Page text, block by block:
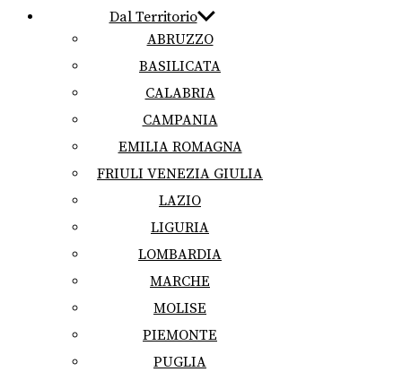
Dal Territorio
ABRUZZO
BASILICATA
CALABRIA
CAMPANIA
EMILIA ROMAGNA
FRIULI VENEZIA GIULIA
LAZIO
LIGURIA
LOMBARDIA
MARCHE
MOLISE
PIEMONTE
PUGLIA